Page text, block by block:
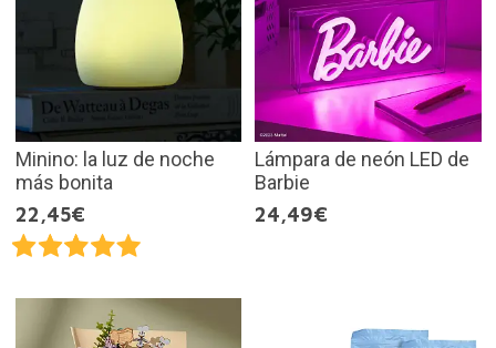
Minino: la luz de noche
más bonita
22,45€
Lámpara de neón LED de
Barbie
24,49€